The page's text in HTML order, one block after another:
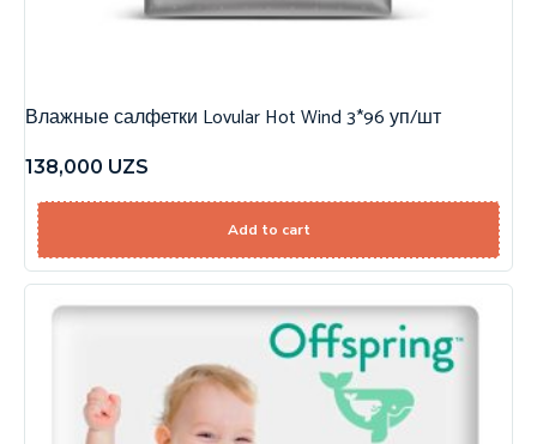
Влажные салфетки Lovular Hot Wind 3*96 уп/шт
138,000 UZS
Add to cart